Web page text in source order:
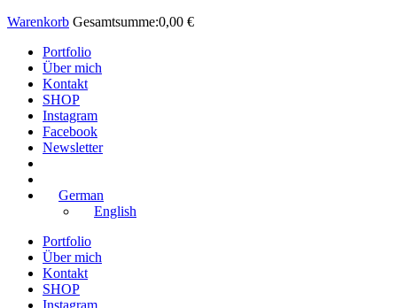
Warenkorb Gesamtsumme:0,00 €
Portfolio
Über mich
Kontakt
SHOP
Instagram
Facebook
Newsletter
German
English
Portfolio
Über mich
Kontakt
SHOP
Instagram